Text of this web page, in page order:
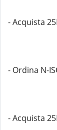
- Acquista
- Ordina N-
- Acquista